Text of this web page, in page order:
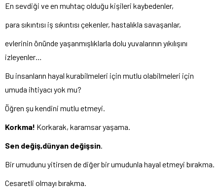
En sevdiği ve en muhtaç olduğu kişileri kaybedenler,
para sıkıntısı iş sıkıntısı çekenler, hastalıkla savaşanlar,
evlerinin önünde yaşanmışlıklarla dolu yuvalarının yıkılışını
izleyenler…
Bu insanların hayal kurabilmeleri için mutlu olabilmeleri için
umuda ihtiyacı yok mu?
Öğren şu kendini mutlu etmeyi.
Korkma! Korkarak, karamsar yaşama.
Sen değiş,dünyan değişsin
Bir umudunu yitirsen de diğer bir umudunla hayal etmeyi bırakma.
Cesaretli olmayı bırakma.